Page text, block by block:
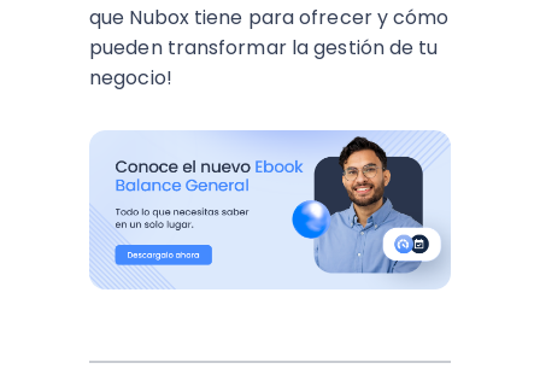
que Nubox tiene para ofrecer y cómo
pueden transformar la gestión de tu
negocio!